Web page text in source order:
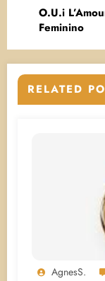
O.U.i
Feminino
RELATED
AgnesS.